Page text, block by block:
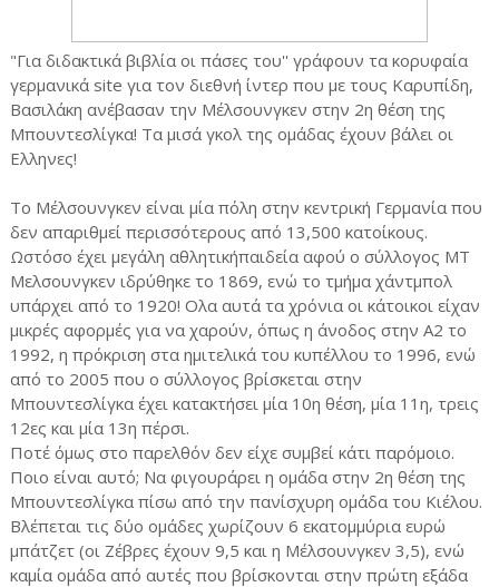
"Για διδακτικά βιβλία οι πάσες του'' γράφουν τα κορυφαία
γερμανικά site για τον διεθνή ίντερ που με τους Καρυπίδη,
Βασιλάκη ανέβασαν την Μέλσουνγκεν στην 2η θέση της
Μπουντεσλίγκα! Τα μισά γκολ της ομάδας έχουν βάλει οι
Ελληνες!
Το Μέλσουνγκεν είναι μία πόλη στην κεντρική Γερμανία που
δεν απαριθμεί περισσότερους από 13,500 κατοίκους.
Ωστόσο έχει μεγάλη αθλητικήπαιδεία αφού ο σύλλογος ΜΤ
Μελσουνγκεν ιδρύθηκε το 1869, ενώ το τμήμα χάντμπολ
υπάρχει από το 1920! Ολα αυτά τα χρόνια οι κάτοικοι είχαν
μικρές αφορμές για να χαρούν, όπως η άνοδος στην Α2 το
1992, η πρόκριση στα ημιτελικά του κυπέλλου το 1996, ενώ
από το 2005 που ο σύλλογος βρίσκεται στην
Μπουντεσλίγκα έχει κατακτήσει μία 10η θέση, μία 11η, τρεις
12ες και μία 13η πέρσι.
Ποτέ όμως στο παρελθόν δεν είχε συμβεί κάτι παρόμοιο.
Ποιο είναι αυτό; Να φιγουράρει η ομάδα στην 2η θέση της
Μπουντεσλίγκα πίσω από την πανίσχυρη ομάδα του Κιέλου.
Βλέπεται τις δύο ομάδες χωρίζουν 6 εκατομμύρια ευρώ
μπάτζετ (οι Ζέβρες έχουν 9,5 και η Μέλσουνγκεν 3,5), ενώ
καμία ομάδα από αυτές που βρίσκονται στην πρώτη εξάδα